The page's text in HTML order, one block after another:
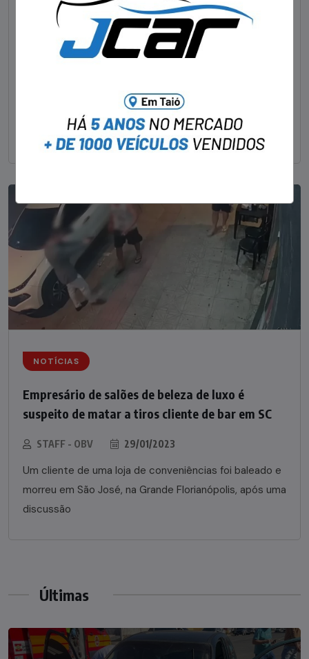
Foragido pela morte de delegado aposentado
em bar morre em confronto com a polícia em SC
Um dos dois foragidos investigados pelo latrocínio de
um delegado aposentado em um bar de Criciúma, no
Sul catarinense, foi
NOTÍCIAS
Empresário de salões de beleza de luxo é
suspeito de matar a tiros cliente de bar em SC
STAFF - OBV 29/01/2023
Um cliente de uma loja de conveniências foi baleado e
morreu em São José, na Grande Florianópolis, após uma
discussão
Últimas